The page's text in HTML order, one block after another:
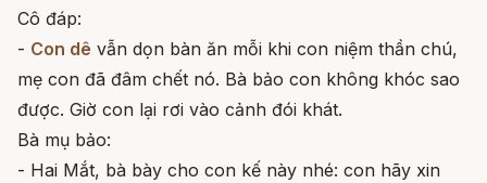
Cô đáp:
- Con dê vẫn dọn bàn ăn mỗi khi con niệm thần chú,
mẹ con đã đâm chết nó. Bà bảo con không khóc sao
được. Giờ con lại rơi vào cảnh đói khát.
Bà mụ bảo:
- Hai Mắt, bà bày cho con kế này nhé: con hãy xin